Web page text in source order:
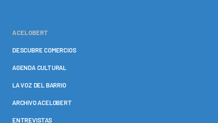
ACELOBERT
DESCUBRE COMERCIOS
AGENDA CULTURAL
LA VOZ DEL BARRIO
ARCHIVO ACELOBERT
ENTREVISTAS